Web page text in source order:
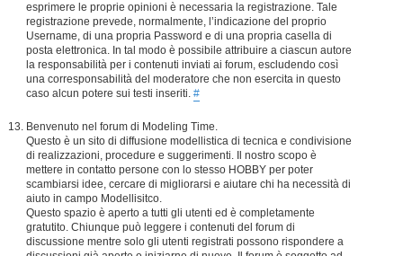
esprimere le proprie opinioni è necessaria la registrazione. Tale
registrazione prevede, normalmente, l’indicazione del proprio
Username, di una propria Password e di una propria casella di
posta elettronica. In tal modo è possibile attribuire a ciascun autore
la responsabilità per i contenuti inviati ai forum, escludendo così
una corresponsabilità del moderatore che non esercita in questo
caso alcun potere sui testi inseriti. #
Benvenuto nel forum di Modeling Time.
Questo è un sito di diffusione modellistica di tecnica e condivisione
di realizzazioni, procedure e suggerimenti. Il nostro scopo è
mettere in contatto persone con lo stesso HOBBY per poter
scambiarsi idee, cercare di migliorarsi e aiutare chi ha necessità di
aiuto in campo Modellisitco.
Questo spazio è aperto a tutti gli utenti ed è completamente
gratutito. Chiunque può leggere i contenuti del forum di
discussione mentre solo gli utenti registrati possono rispondere a